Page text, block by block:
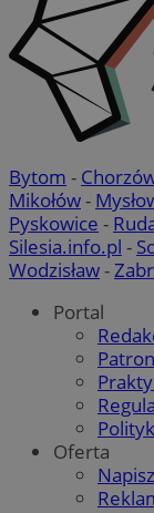
Bytom -
Mikołów-
Pyskowice -
Silesia.info.pl -
Wodzisław-
Portal
Oferta